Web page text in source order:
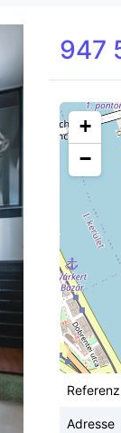
947
+
−
Adresse